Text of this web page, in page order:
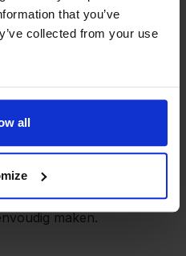
that you’ve
collected from your use
all
zonder
druk.
is inmiddels
voor online verkopers in
gebleven:
maken.